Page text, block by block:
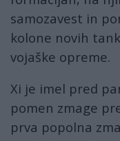
samozavest in
kolone novih
vojaške opreme.
Xi je imel pred
pomen zmage
prva popolna